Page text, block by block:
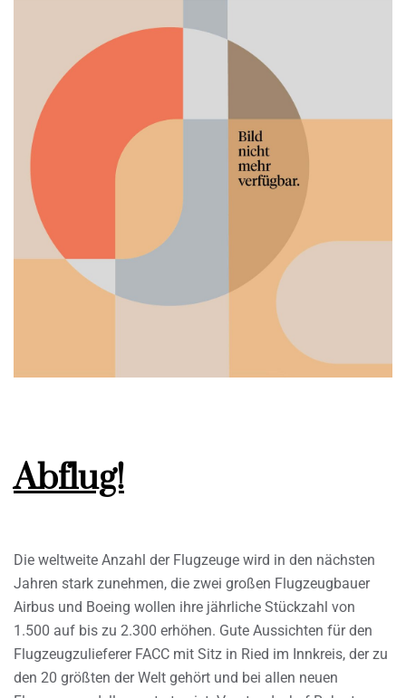
Abflug!
Die weltweite Anzahl der Flugzeuge wird in den nächsten
Jahren stark zunehmen, die zwei großen Flugzeugbauer
Airbus und Boeing wollen ihre jährliche Stückzahl von
1.500 auf bis zu 2.300 erhöhen. Gute Aussichten für den
Flugzeugzulieferer FACC mit Sitz in Ried im Innkreis, der zu
den 20 größten der Welt gehört und bei allen neuen